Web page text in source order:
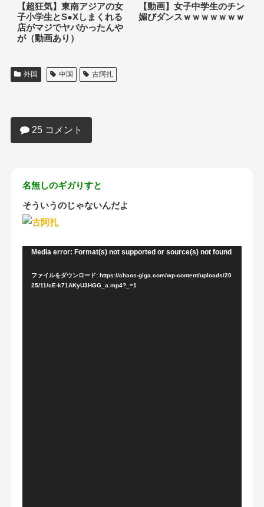
【超狂気】東南アジアの女
子小学生とS●Xしまくれる
店がマジでヤバかったんや
が（動画あり）
【動画】女子中学生のチン
媚びダンスｗｗｗｗｗｗｗ
外国 中国 古阿扎
とこ見て見てぇ♥」
25 コメント
名無しのギガりすと
そういうのじゃないんだよ
Media error: Format(s) not supported or source(s) not found
ファイルをダウンロード: https://chaos-giga.com/wp-content/uploads/20
25/11/cE-k71AKyU3HGG_a.mp4?_=1